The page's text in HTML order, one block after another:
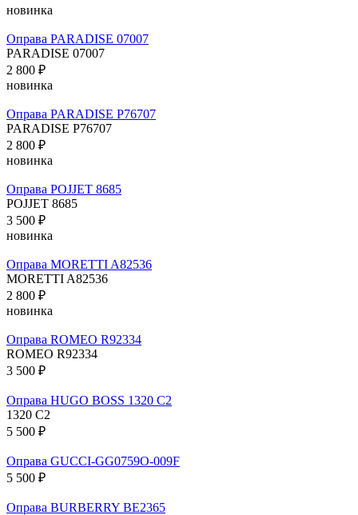
новинка
Оправа PARADISE 07007
PARADISE 07007
2 800 ₽
новинка
Оправа PARADISE P76707
PARADISE P76707
2 800 ₽
новинка
Оправа POJJET 8685
POJJET 8685
3 500 ₽
новинка
Оправа MORETTI A82536
MORETTI A82536
2 800 ₽
новинка
Оправа ROMEO R92334
ROMEO R92334
3 500 ₽
Оправа HUGO BOSS 1320 C2
1320 C2
5 500 ₽
Оправа GUCCI-GG0759O-009F
5 500 ₽
Оправа BURBERRY BE2365